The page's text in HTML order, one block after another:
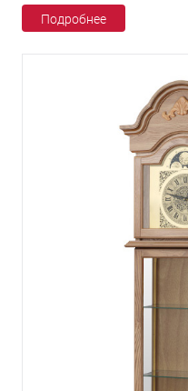
Подробнее